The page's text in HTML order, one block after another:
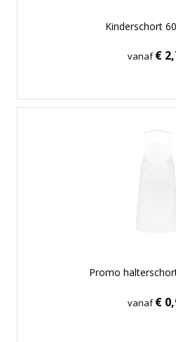
Kinderschort
vanaf€
Promo
vanaf€